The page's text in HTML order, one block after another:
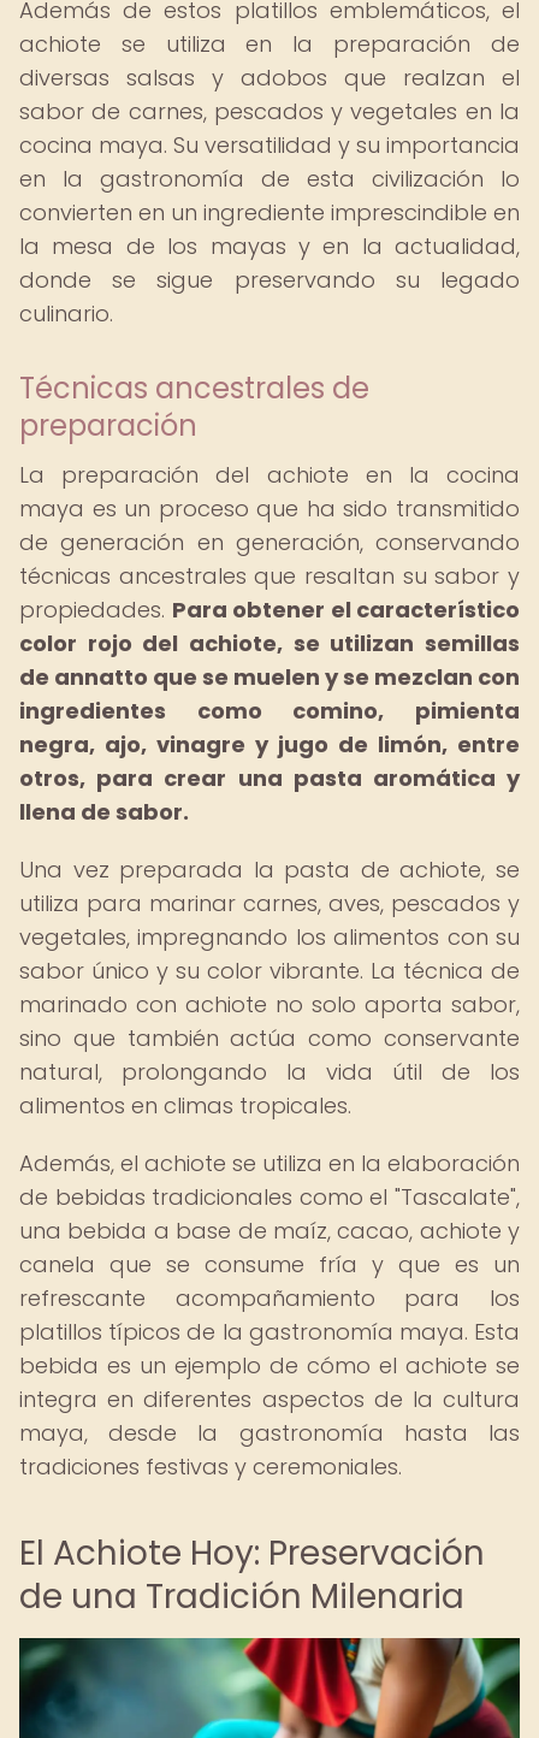
Además de estos platillos emblemáticos, el
achiote se utiliza en la preparación de
diversas salsas y adobos que realzan el
sabor de carnes, pescados y vegetales en la
cocina maya. Su versatilidad y su importancia
en la gastronomía de esta civilización lo
convierten en un ingrediente imprescindible en
la mesa de los mayas y en la actualidad,
donde se sigue preservando su legado
culinario.
Técnicas ancestrales de
preparación
La preparación del achiote en la cocina
maya es un proceso que ha sido transmitido
de generación en generación, conservando
técnicas ancestrales que resaltan su sabor y
propiedades. Para obtener el característico
color rojo del achiote, se utilizan semillas
de annatto que se muelen y se mezclan con
ingredientes como comino, pimienta
negra, ajo, vinagre y jugo de limón, entre
otros, para crear una pasta aromática y
llena de sabor.
Una vez preparada la pasta de achiote, se
utiliza para marinar carnes, aves, pescados y
vegetales, impregnando los alimentos con su
sabor único y su color vibrante. La técnica de
marinado con achiote no solo aporta sabor,
sino que también actúa como conservante
natural, prolongando la vida útil de los
alimentos en climas tropicales.
Además, el achiote se utiliza en la elaboración
de bebidas tradicionales como el "Tascalate",
una bebida a base de maíz, cacao, achiote y
canela que se consume fría y que es un
refrescante acompañamiento para los
platillos típicos de la gastronomía maya. Esta
bebida es un ejemplo de cómo el achiote se
integra en diferentes aspectos de la cultura
maya, desde la gastronomía hasta las
tradiciones festivas y ceremoniales.
El Achiote Hoy: Preservación
de una Tradición Milenaria